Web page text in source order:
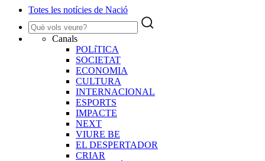
Totes les notícies de Nació
Canals
POLíTICA
SOCIETAT
ECONOMIA
CULTURA
INTERNACIONAL
ESPORTS
IMPACTE
NEXT
VIURE BE
EL DESPERTADOR
CRIAR